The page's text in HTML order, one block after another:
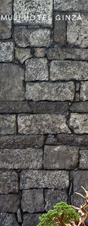
MUJI HOTEL GINZA